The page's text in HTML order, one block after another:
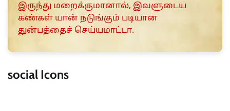
இருந்து மறைக்குமானால், இவளுடைய
கண்கள் யான் நடுங்கும் படியான
துன்பத்தைச் செய்யமாட்டா.
social Icons